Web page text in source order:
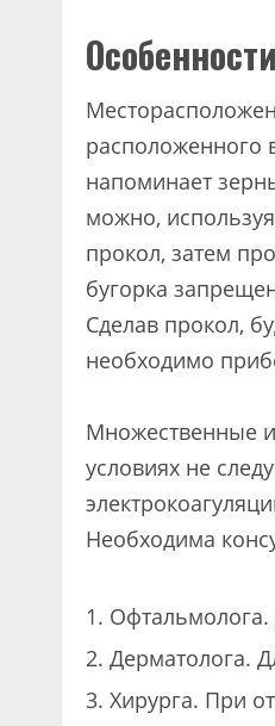
расположенного
напоминает
можно,
прокол, затем
бугорка
Сделав прокол,
необходимо
Множественные
условиях не
Необходима
Офтальмолога.
Дерматолога.
Хирурга. При